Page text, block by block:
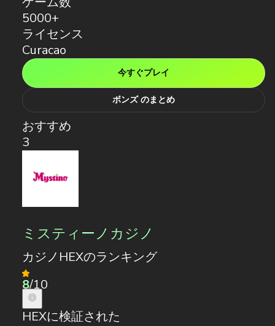
5000+
ライセンス
Curacao
今すぐプレイ
ボンズ のまとめ
おすすめ
3
ミスティーノカジノ
カジノHEXのランキング
8/10
HEXに検証された